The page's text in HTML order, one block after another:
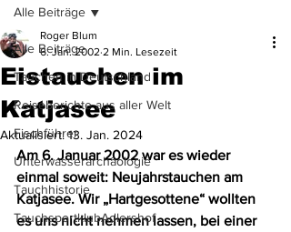
Alle Beiträge
Tauchen in Deutschland
Reiseberichte aus aller Welt
Fischführer
Unterwasserarchäologie
Tauchhistorie
TauchsportklubAdlershof
Alle Beiträge
Eistauchen im
Katjasee
Roger Blum
6. Jan. 2002 2 Min. Lesezeit
Aktualisiert:13. Jan. 2024
Am 6. Januar 2002 war es wieder
einmal soweit: Neujahrstauchen am
Katjasee. Wir „Hartgesottene“ wollten
es uns nicht nehmen lassen, bei einer